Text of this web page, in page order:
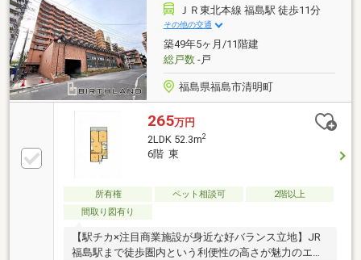
一度当店にご相談ください。住宅購入やローンに関す
る不安やご要望など、経験豊富なスタッフが対応致し
ます！オプション工事や家具のコーディネートもお任
せください！お客様の暮らしをトータルコーディネー
トいたします♪
ＪＲ東北本線 福島駅 徒歩11分
その他の交通
築49年5ヶ月/11階建
総戸数-戸
福島県福島市清明町
265万円
2LDK 52.3m2
6階 東
所有権 ペット相談可
2階以上
間取り図有り
【駅チカ×注目商業施設が身近な好バランス立地】JR
福島駅まで徒歩圏内という利便性の高さが魅力のエリ